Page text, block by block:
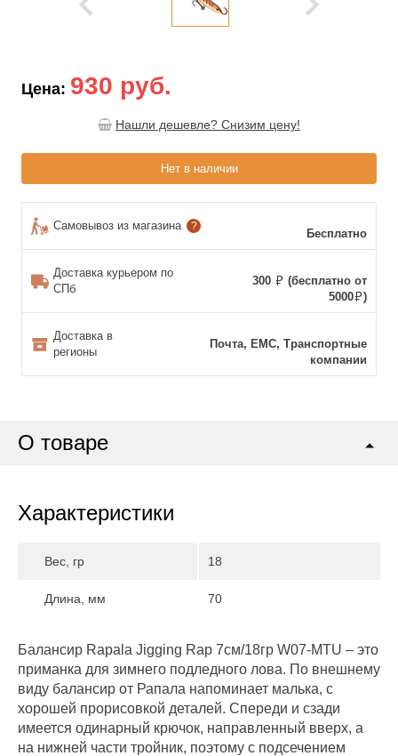
Цена: 930 руб.
Нашли дешевле? Снизим цену!
Нет в наличии
Самовывоз из магазина ?
Бесплатно
Доставка курьером по
СПб
300
(бесплатно от
5000
)
Доставка в
регионы
Почта, ЕМС, Транспортные
компании
О товаре
Характеристики
Вес, гр 18
Длина, мм 70
Балансир Rapala Jigging Rap 7см/18гр W07-MTU – это
приманка для зимнего подледного лова. По внешнему
виду балансир от Рапала напоминает малька, с
хорошей прорисовкой деталей. Спереди и сзади
имеется одинарный крючок, направленный вверх, а
на нижней части тройник, поэтому с подсечением